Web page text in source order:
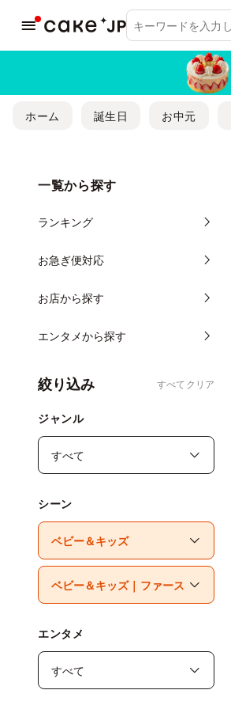
ホーム 誕生日 お中元
一覧から探す
ランキング
お急ぎ便対応
お店から探す
エンタメから探す
絞り込み すべてクリア
ジャンル
シーン
エンタメ